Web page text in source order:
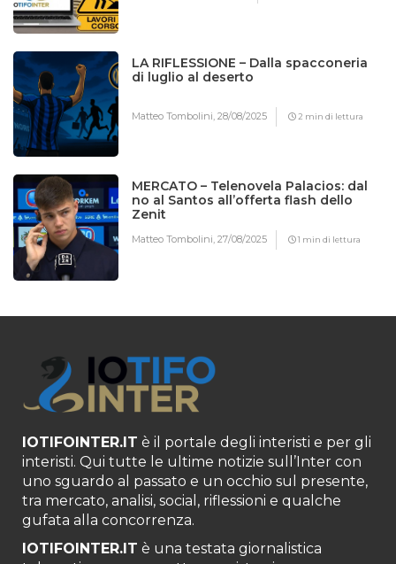
LA RIFLESSIONE – Dalla spacconeria
di luglio al deserto
Matteo Tombolini,28/08/2025 2 min di lettura
MERCATO – Telenovela Palacios: dal
no al Santos all’offerta flash dello
Zenit
Matteo Tombolini,27/08/2025 1 min di lettura
IOTIFOINTER.IT è il portale degli interisti e per gli
interisti. Qui tutte le ultime notizie sull’Inter con
uno sguardo al passato e un occhio sul presente,
tra mercato, analisi, social, riflessioni e qualche
gufata alla concorrenza.
IOTIFOINTER.IT è una testata giornalistica